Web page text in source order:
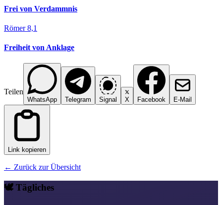
Frei von Verdammnis
Römer 8,1
Freiheit von Anklage
Teilen
WhatsApp Telegram Signal X Facebook E-Mail
Link kopieren
← Zurück zur Übersicht
🕊️ Tägliches